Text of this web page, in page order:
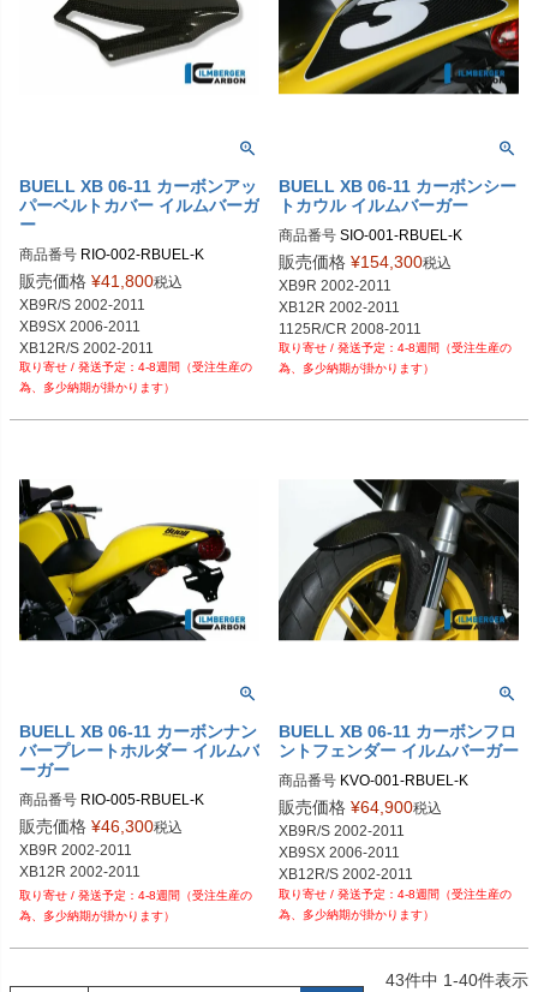
BUELL XB 06-11 カーボンアッ
パーベルトカバー イルムバーガ
ー
商品番号 RIO-002-RBUEL-K
RIO.002.RBUEL.K
販売価格 ¥41,800税込
XB9R/S 2002-2011
XB9SX 2006-2011
XB12R/S 2002-2011
4-8週間（受注生産の
為、多少納期が掛かります）
BUELL XB 06-11 カーボンシー
トカウル イルムバーガー
商品番号 SIO-001-RBUEL-K
SIO.001.RBUEL.K
販売価格 ¥154,300税込
XB9R 2002-2011
XB12R 2002-2011
4-8週間（受注生産の
為、多少納期が掛かります）
BUELL XB 06-11 カーボンナン
バープレートホルダー イルムバ
ーガー
商品番号 RIO-005-RBUEL-K
販売価格 ¥46,300税込
XB9R 2002-2011
4-8週間（受注生産の
為、多少納期が掛かります）
BUELL XB 06-11 カーボンフロ
ントフェンダー イルムバーガー
商品番号 KVO-001-RBUEL-K
KVO.001.RBUEL.K
販売価格 ¥64,900税込
XB9R/S 2002-2011
XB9SX 2006-2011
XB12R/S 2002-2011
XB12SS 2006-2011
XB 12 Ullysses 2006-2011
4-8週間（受注生産の
為、多少納期が掛かります）
43件中 1-40件表示